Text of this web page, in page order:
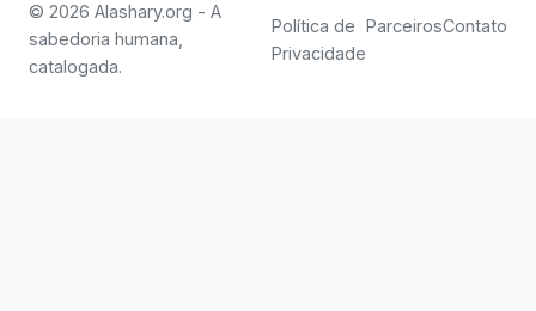
© 2026 Alashary.org - A
sabedoria humana,
catalogada.
Política de
Privacidade
ParceirosContato